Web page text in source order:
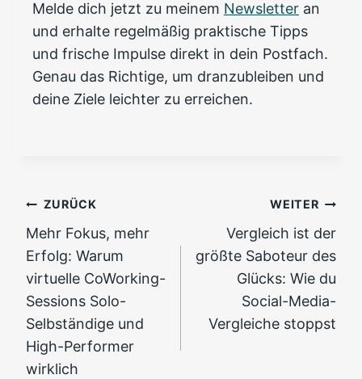
Melde dich jetzt zu meinem Newsletter an
und erhalte regelmäßig praktische Tipps
und frische Impulse direkt in dein Postfach.
Genau das Richtige, um dranzubleiben und
deine Ziele leichter zu erreichen.
Beitragsnavigation
ZURÜCK
Mehr Fokus, mehr
Erfolg: Warum
virtuelle CoWorking-
Sessions Solo-
Selbständige und
High-Performer
wirklich
WEITER
Vergleich ist der
größte Saboteur des
Glücks: Wie du
Social-Media-
Vergleiche stoppst